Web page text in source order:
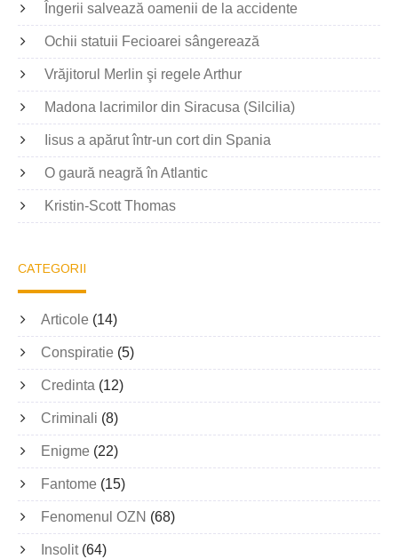
Îngerii salvează oamenii de la accidente
Ochii statuii Fecioarei sângerează
Vrăjitorul Merlin şi regele Arthur
Madona lacrimilor din Siracusa (Silcilia)
Iisus a apărut într-un cort din Spania
O gaură neagră în Atlantic
Kristin-Scott Thomas
CATEGORII
Articole (14)
Conspiratie (5)
Credinta (12)
Criminali (8)
Enigme (22)
Fantome (15)
Fenomenul OZN (68)
Insolit(64)